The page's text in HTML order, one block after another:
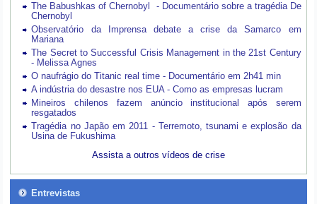
The Babushkas of Chernobyl - Documentário sobre a tragédia De
Chernobyl
Observatório da Imprensa debate a crise da Samarco em
Mariana
The Secret to Successful Crisis Management in the 21st Century
- Melissa Agnes
O naufrágio do Titanic real time - Documentário em 2h41 min
A indústria do desastre nos EUA - Como as empresas lucram
Mineiros chilenos fazem anúncio institucional após serem
resgatados
Tragédia no Japão em 2011 - Terremoto, tsunami e explosão da
Usina de Fukushima
Assista a outros vídeos de crise
Entrevistas